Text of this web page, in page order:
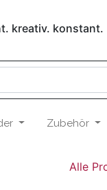
kreativ. konstant.
Zubehör
Alle